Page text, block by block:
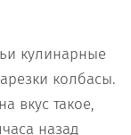
кулинарные
колбасы.
вкус такое,
назад